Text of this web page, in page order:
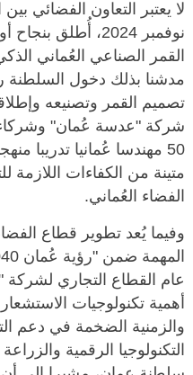
لا يعتبر التعاون الفضائي
نوفمبر 2024،
مدشنا بذلك دخول السلطنة
تصميم القمر وتصنيعه
شركة "عدسة عُمان" وشركاء
50 مهندسا عُمانيا تدريبا
متينة من الكفاءات اللازمة
الفضاء العُماني.
وفيما يُعد تطوير قطاع
عام القطاع التجاري
أهمية تكنولوجيات
والزمنية الضخمة في دعم
التكنولوجيا الرقمية